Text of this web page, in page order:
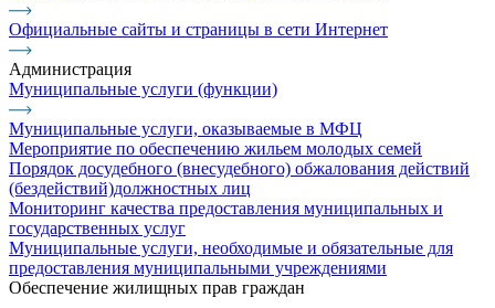
Официальные сайты и страницы в сети Интернет
Администрация
Муниципальные услуги (функции)
Муниципальные услуги, оказываемые в МФЦ
Мероприятие по обеспечению жильем молодых семей
Порядок досудебного (внесудебного) обжалования действий
(бездействий)должностных лиц
Мониторинг качества предоставления муниципальных и
государственных услуг
Муниципальные услуги, необходимые и обязательные для
предоставления муниципальными учреждениями
Обеспечение жилищных прав граждан